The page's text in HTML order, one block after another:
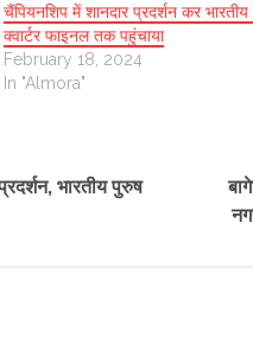
चैंपियनशिप में शानदार प्रदर्शन कर भारतीय
क्वार्टर फाइनल तक पहुंचाया
February 18, 2024
In "Almora"
भारतीय पुरुष